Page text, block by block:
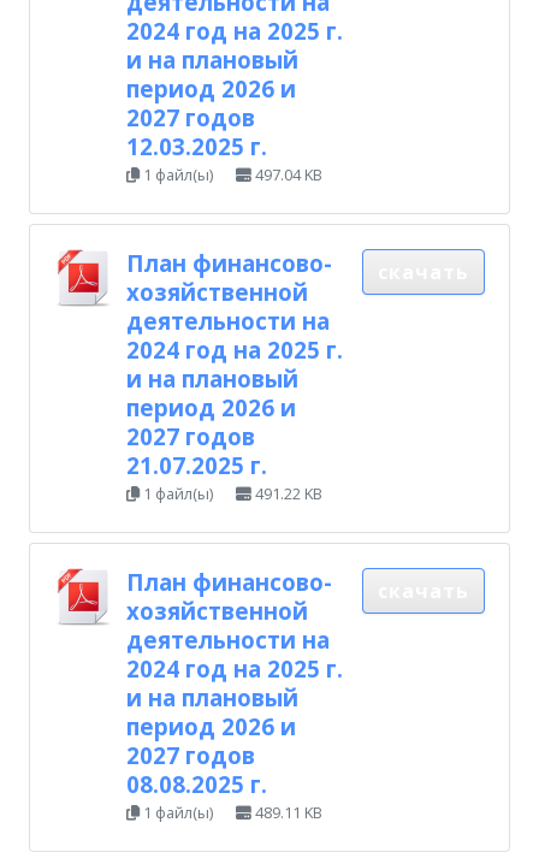
2024 год на 2025 г.
и на плановый
период 2026 и
2027 годов
12.03.2025 г.
1 файл(ы) 497.04 KB
План финансово-
хозяйственной
деятельности на
2024 год на 2025 г.
и на плановый
период 2026 и
2027 годов
21.07.2025 г.
1 файл(ы) 491.22 KB
План финансово-
хозяйственной
деятельности на
2024 год на 2025 г.
и на плановый
период 2026 и
2027 годов
08.08.2025 г.
1 файл(ы) 489.11 KB